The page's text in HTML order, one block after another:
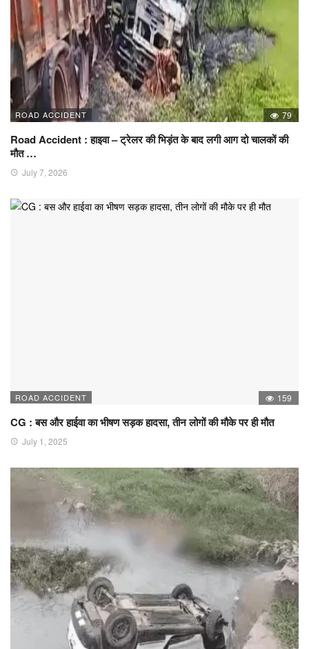
ROAD ACCIDENT 79
Road Accident : हाइवा – ट्रेलर की भिड़ंत के बाद लगी आग दो चालकों की
मौत …
July 7, 2026
ROAD ACCIDENT 159
CG : बस और हाईवा का भीषण सड़क हादसा, तीन लोगों की मौके पर ही मौत
July 1, 2025